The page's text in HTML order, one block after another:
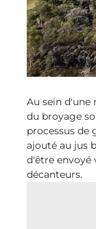
Au sein d'une
du broyage
processus de
ajouté au jus
d'être envoyé
décanteurs.